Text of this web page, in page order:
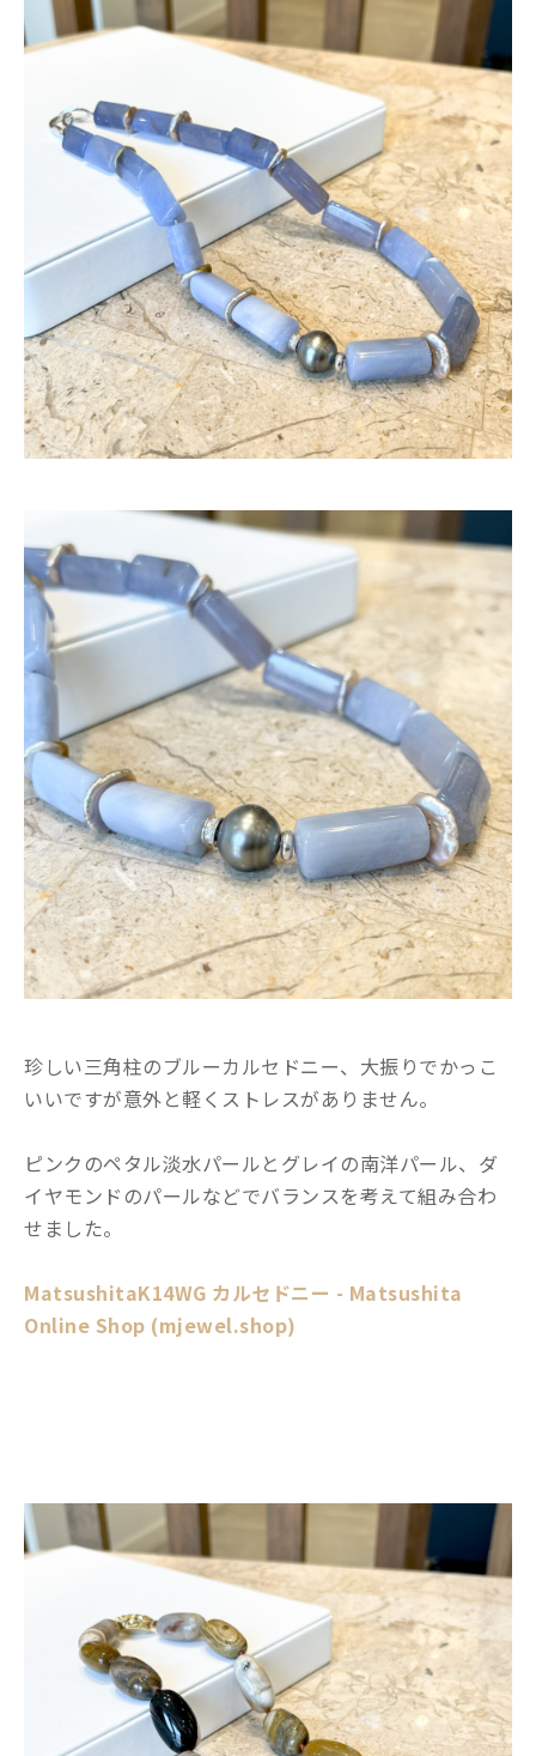
珍しい三角柱のブルーカルセドニー、大振りでかっこ
いいですが意外と軽くストレスがありません。
ピンクのペタル淡水パールとグレイの南洋パール、ダ
イヤモンドのパールなどでバランスを考えて組み合わ
せました。
MatsushitaK14WG カルセドニー - Matsushita
Online Shop (mjewel.shop)